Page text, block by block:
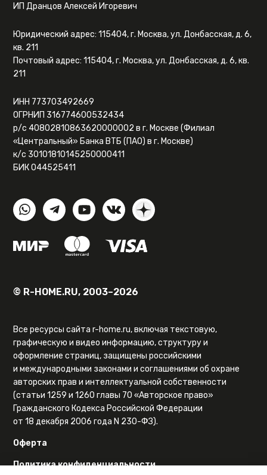
ИП Дранцов Алексей Игоревич
Юридический адрес: 115404, г. Москва, ул. Донбасская, д. 6,
кв. 211
Почтовый адрес: 115404, г. Москва, ул. Донбасская, д. 6, кв.
211
ИНН 773703492669
ОГРНИП 316774600532434
р/с 40802810863620000002 в г. Москве (Филиал
«Центральный» Банка ВТБ (ПАО) в г. Москве)
к/с 30101810145250000411
БИК 044525411
© R-HOME.RU, 2003–2026
Все ресурсы сайта r-home.ru, включая текстовую,
графическую и видео информацию, структуру и
оформление страниц, защищены российскими
и международными законами и соглашениями об охране
авторских прав и интеллектуальной собственности
(статьи 1259 и 1260 главы 70 «Авторское право»
Гражданского Кодекса Российской Федерации
от 18 декабря 2006 года N 230-ФЗ).
Оферта
Политика конфиденциальности